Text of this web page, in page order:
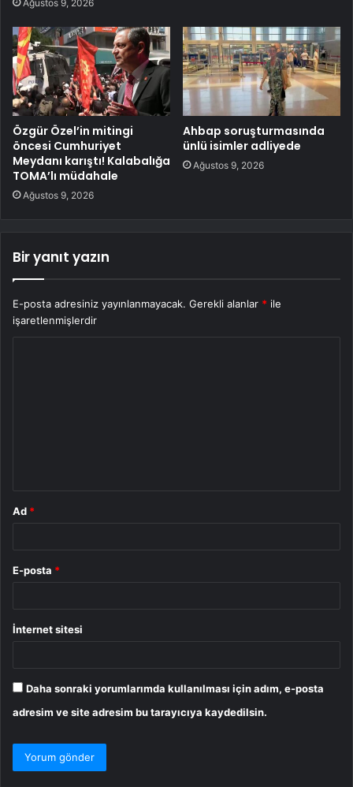
Ağustos 9, 2026
Özgür Özel’in mitingi
öncesi Cumhuriyet
Meydanı karıştı! Kalabalığa
TOMA’lı müdahale
Ağustos 9, 2026
Ahbap soruşturmasında
ünlü isimler adliyede
Ağustos 9, 2026
Bir yanıt yazın
E-posta adresiniz yayınlanmayacak. Gerekli alanlar * ile
işaretlenmişlerdir
Ad *
E-posta *
İnternet sitesi
Daha sonraki yorumlarımda kullanılması için adım, e-posta
adresim ve site adresim bu tarayıcıya kaydedilsin.